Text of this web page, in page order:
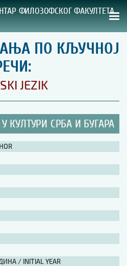
ФИЛОЗОФСКОГ ФАКУЛТЕТА
ИЗДАЊА
дела
ПО КЉУЧНОЈ
JEZIK
КУЛТУРИ СРБА И БУГАРА
/ INITIAL YEAR